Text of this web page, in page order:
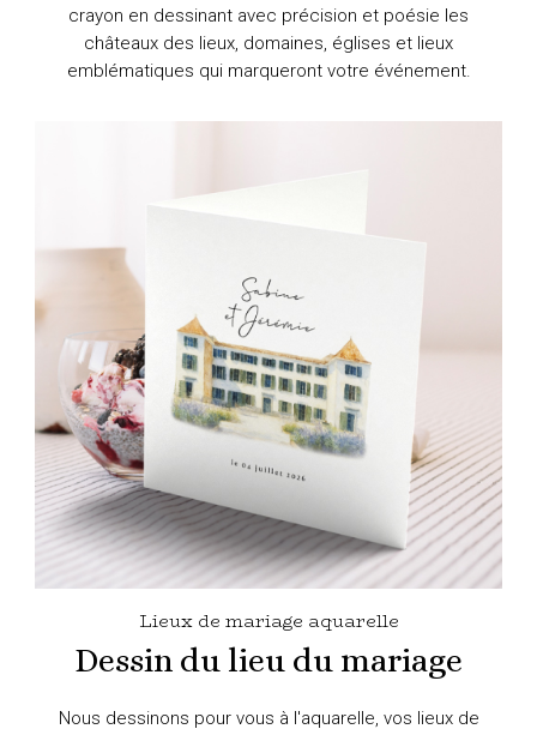
crayon en dessinant avec précision et poésie les
châteaux des lieux, domaines, églises et lieux
emblématiques qui marqueront votre événement.
Lieux de mariage aquarelle
Dessin du lieu du mariage
Nous dessinons pour vous à l'aquarelle, vos lieux de